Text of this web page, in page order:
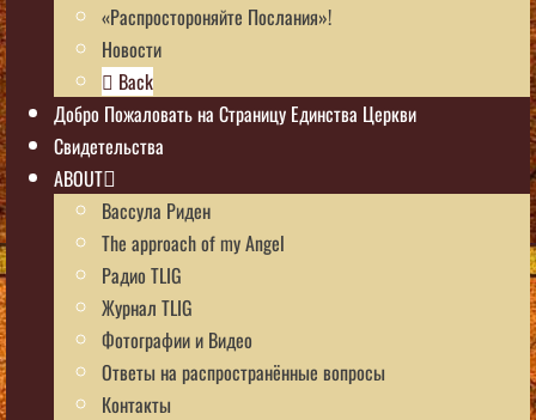
«Распростороняйте Послания»!
Новости
Back
Добро Пожаловать на Страницу Единства Церкви
Свидетельства
ABOUT
Вассула Риден
The approach of my Angel
Радио TLIG
Журнал TLIG
Фотографии и Видео
Ответы на распространённые вопросы
Контакты